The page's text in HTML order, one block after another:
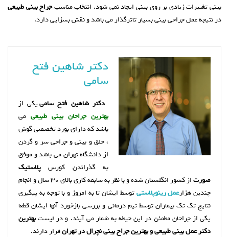
بینی تغییرات زیادی بر روی بینی ایجاد نمی شود. انتخاب مناسبجراح بینی طبیعی
در نتیجه عمل جراحی بینی بسیار تاثرگذار می باشد و نقش بسزایی دارد.
دکتر شاهین فتح
سامی
دکتر شاهین فتح سامییکی از
بهترین جراحان بینی طبیعی می
باشد که دارای بورد تخصصی گوش
، حلق و بینی و جراحی سر و گردن
از دانشگاه تهران می باشد و موفق
به گذراندن کورس پلاستیک
صورت
از کشور انگلستان شده و با نظر به سابقه کاری بالای ۳۰ سال و انجام
چندین هزارعمل رینوپلاستیتوسط ایشان تا به امروز و با توجه به پیگیری
نتایج تک تک بیماران توسط تیم درمانی و بررسی بازخوردآنها ایشان قطعا
یکی از جراحان مطمئن در این حیطه به شمار میآیند. و در لیستبهترین
دکتر عمل بینی طبیعی و بهترین جراح بینی نچرال در تهرانقرار دارند.